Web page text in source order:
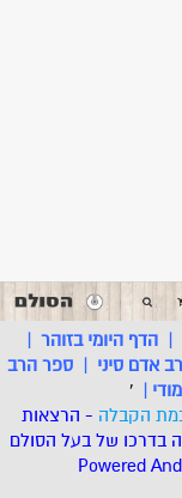
|הדף היומי בזוהר |
אדם סיני |ספר הרב
|
'
הקבלה - הרצאות
בדרכו של בעל הסולם
Powered And